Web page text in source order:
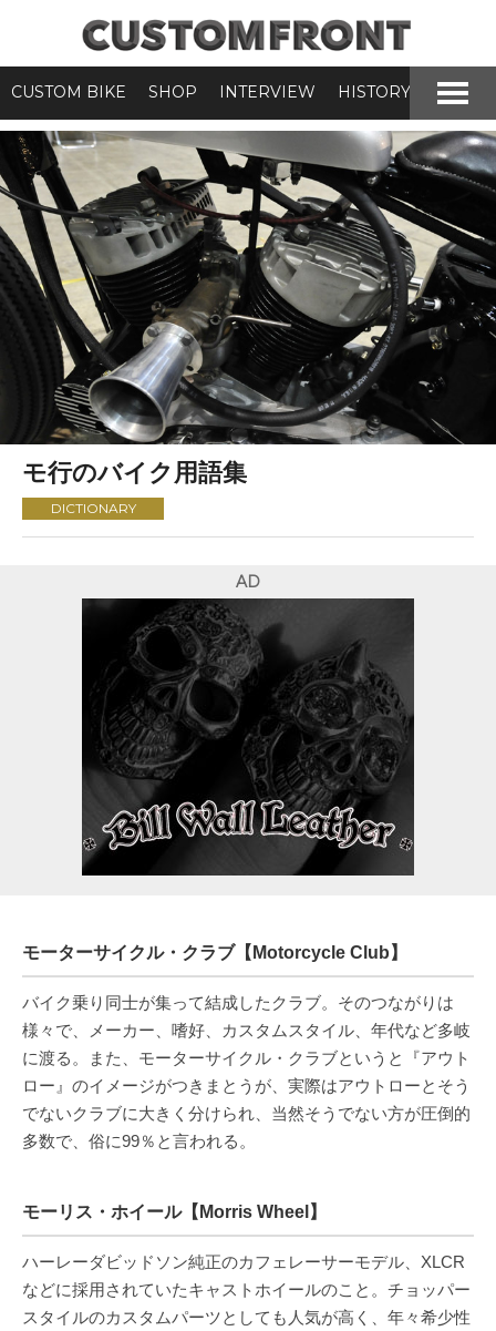
CUSTOM BIKE SHOP INTERVIEW HISTORY
モ行のバイク用語集
DICTIONARY
AD
モーターサイクル・クラブ【Motorcycle Club】
バイク乗り同士が集って結成したクラブ。そのつながりは
様々で、メーカー、嗜好、カスタムスタイル、年代など多岐
に渡る。また、モーターサイクル・クラブというと『アウト
ロー』のイメージがつきまとうが、実際はアウトローとそう
でないクラブに大きく分けられ、当然そうでない方が圧倒的
多数で、俗に99％と言われる。
モーリス・ホイール【Morris Wheel】
ハーレーダビッドソン純正のカフェレーサーモデル、XLCR
などに採用されていたキャストホイールのこと。チョッパー
スタイルのカスタムパーツとしても人気が高く、年々希少性